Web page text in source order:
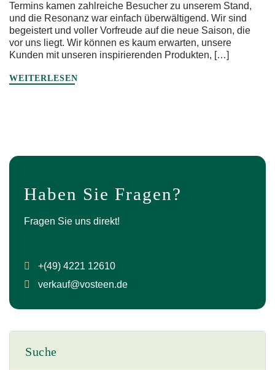
Termins kamen zahlreiche Besucher zu unserem Stand,
und die Resonanz war einfach überwältigend. Wir sind
begeistert und voller Vorfreude auf die neue Saison, die
vor uns liegt. Wir können es kaum erwarten, unsere
Kunden mit unseren inspirierenden Produkten, […]
WEITERLESEN
Haben Sie Fragen?
Fragen Sie uns direkt!
+(49) 4221 12610
verkauf@vosteen.de
Suche